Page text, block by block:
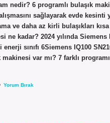
nedir? 6 programlı bulaşık
sağlayarak evde
ve daha az kirli bulaşıkları
ne kadar? 2024 yılında
sınıfı 6Siemens IQ100
var mı? 7 farklı
Yorum Bırak